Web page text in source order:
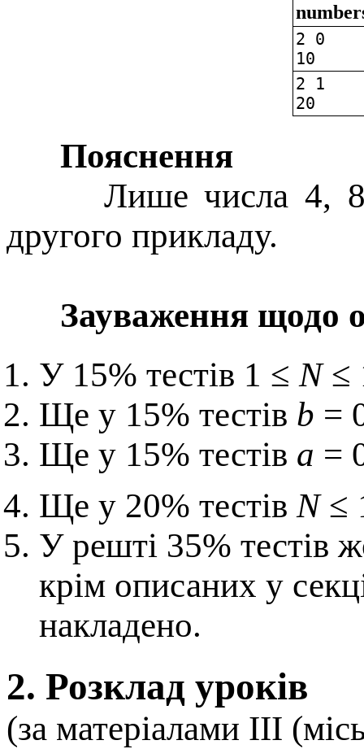
2 0
10
2 1
20
Пояснення
Лише числа 4, 8 і
другого прикладу.
Зауваження щодо
У 15% тестів 1 ≤ N≤
Ще у 15% тестів b =
Ще у 15% тестів a =
Ще у 20% тестів N≤
У решті 35% тестів
крім описаних у
накладено.
2. Розклад уроків
(за матеріалами ІІІ